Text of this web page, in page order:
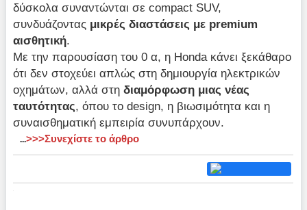
δύσκολα συναντώνται σε compact SUV,
συνδυάζοντας μικρές διαστάσεις με premium
αισθητική.
Με την παρουσίαση του 0 α, η Honda κάνει ξεκάθαρο
ότι δεν στοχεύει απλώς στη δημιουργία ηλεκτρικών
οχημάτων, αλλά στηδιαμόρφωση μιας νέας
ταυτότητας, όπου το design, η βιωσιμότητα και η
συναισθηματική εμπειρία συνυπάρχουν.
...>>>Συνεχίστε το άρθρο